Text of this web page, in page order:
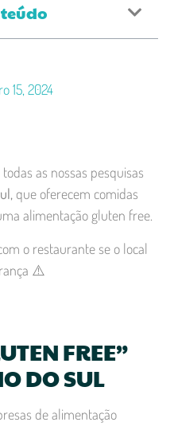
15, 2024
as nossas pesquisas
que oferecem comidas
alimentação gluten free.
o restaurante se o local
⚠️
FREE”
DO SUL
de alimentação